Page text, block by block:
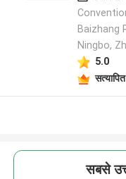
Baizhang
Ningbo,
5.0
सबसे